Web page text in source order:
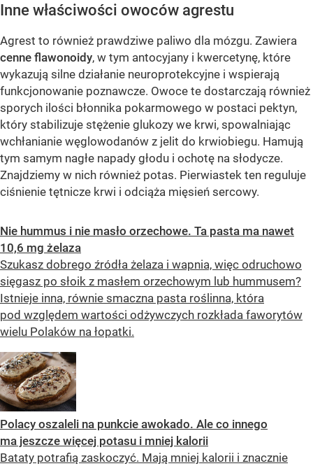
Inne właściwości owoców agrestu
Agrest to również prawdziwe paliwo dla mózgu. Zawiera
cenne flawonoidy, w tym antocyjany i kwercetynę, które
wykazują silne działanie neuroprotekcyjne i wspierają
funkcjonowanie poznawcze. Owoce te dostarczają również
sporych ilości błonnika pokarmowego w postaci pektyn,
który stabilizuje stężenie glukozy we krwi, spowalniając
wchłanianie węglowodanów z jelit do krwiobiegu. Hamują
tym samym nagłe napady głodu i ochotę na słodycze.
Znajdziemy w nich również potas. Pierwiastek ten reguluje
ciśnienie tętnicze krwi i odciąża mięsień sercowy.
Nie hummus i nie masło orzechowe. Ta pasta ma nawet
10,6 mg żelaza
Szukasz dobrego źródła żelaza i wapnia, więc odruchowo
sięgasz po słoik z masłem orzechowym lub hummusem?
Istnieje inna, równie smaczna pasta roślinna, która
pod względem wartości odżywczych rozkłada faworytów
wielu Polaków na łopatki.
Polacy oszaleli na punkcie awokado. Ale co innego
ma jeszcze więcej potasu i mniej kalorii
Bataty potrafią zaskoczyć. Mają mniej kalorii i znacznie